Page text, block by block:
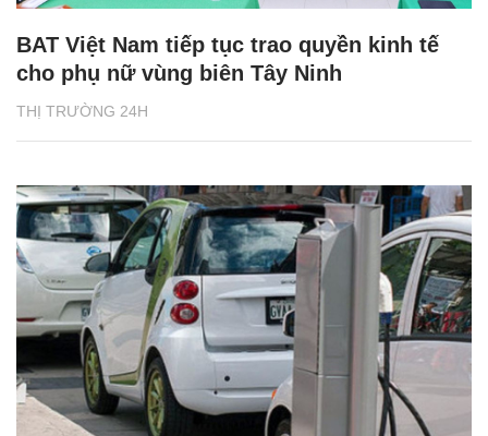
THỊ TRƯỜNG 24H
BAT Việt Nam tiếp tục trao quyền kinh tế
cho phụ nữ vùng biên Tây Ninh